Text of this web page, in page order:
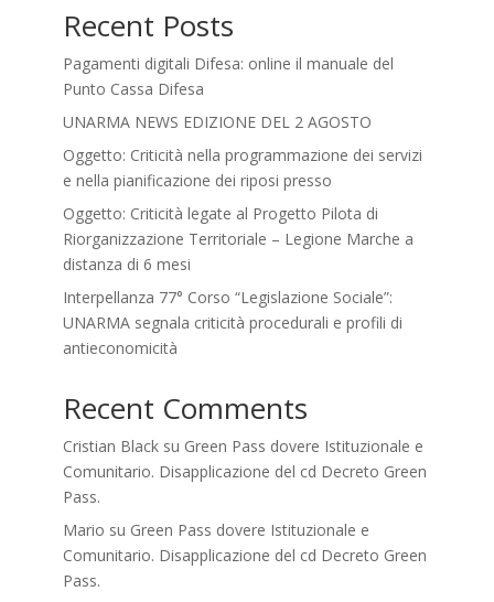
Recent Posts
Pagamenti digitali Difesa: online il manuale del
Punto Cassa Difesa
UNARMA NEWS EDIZIONE DEL 2 AGOSTO
Oggetto: Criticità nella programmazione dei servizi
e nella pianificazione dei riposi presso
Oggetto: Criticità legate al Progetto Pilota di
Riorganizzazione Territoriale – Legione Marche a
distanza di 6 mesi
Interpellanza 77° Corso “Legislazione Sociale”:
UNARMA segnala criticità procedurali e profili di
antieconomicità
Recent Comments
Cristian Blacksu Green Pass dovere Istituzionale e
Comunitario. Disapplicazione del cd Decreto Green
Pass.
Mario su Green Pass dovere Istituzionale e
Comunitario. Disapplicazione del cd Decreto Green
Pass.